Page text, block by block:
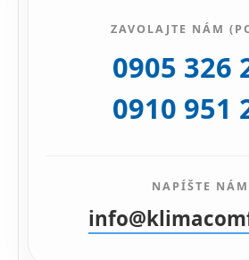
ZAVOLAJTE NÁM
0905 326
0910 951
NAPÍŠTE NÁM